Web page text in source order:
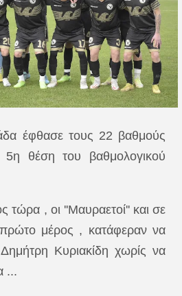
έφθασε τους 22 βαθμούς
5η θέση του βαθμολογικού
τώρα , οι ''Μαυραετοί'' και σε
μέρος , κατάφεραν να
Κυριακίδη χωρίς να
...